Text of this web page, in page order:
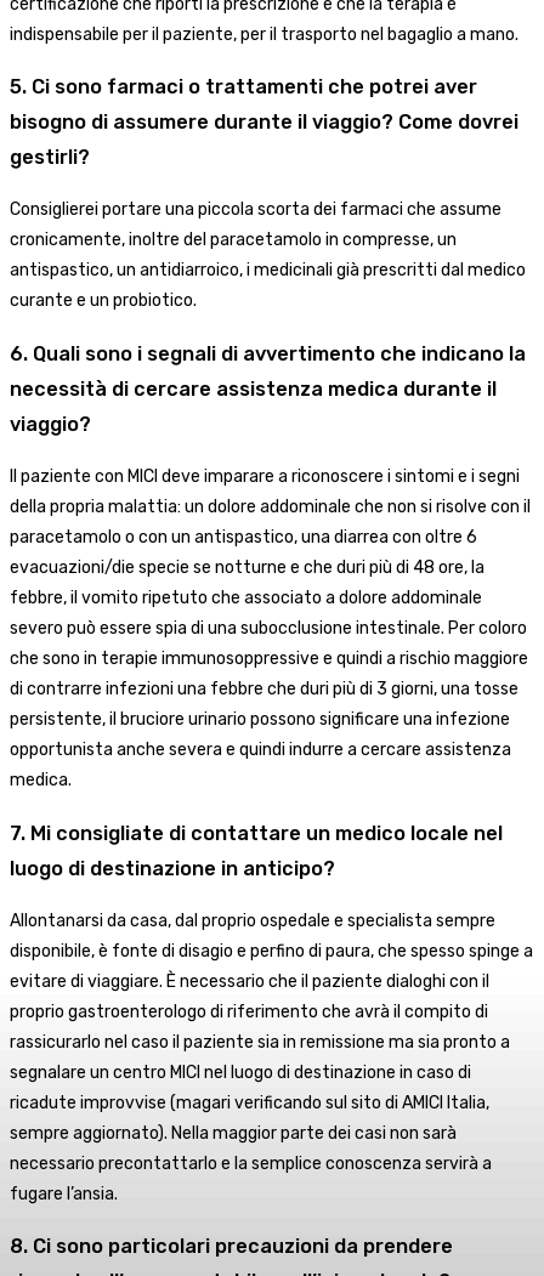
indispensabile per il paziente, per il trasporto nel bagaglio a mano.
5. Ci sono farmaci o trattamenti che potrei aver
bisogno di assumere durante il viaggio? Come dovrei
gestirli?
Consiglierei portare una piccola scorta dei farmaci che assume
cronicamente, inoltre del paracetamolo in compresse, un
antispastico, un antidiarroico, i medicinali già prescritti dal medico
curante e un probiotico.
6. Quali sono i segnali di avvertimento che indicano la
necessità di cercare assistenza medica durante il
viaggio?
Il paziente con MICI deve imparare a riconoscere i sintomi e i segni
della propria malattia: un dolore addominale che non si risolve con il
paracetamolo o con un antispastico, una diarrea con oltre 6
evacuazioni/die specie se notturne e che duri più di 48 ore, la
febbre, il vomito ripetuto che associato a dolore addominale
severo può essere spia di una subocclusione intestinale. Per coloro
che sono in terapie immunosoppressive e quindi a rischio maggiore
di contrarre infezioni una febbre che duri più di 3 giorni, una tosse
persistente, il bruciore urinario possono significare una infezione
opportunista anche severa e quindi indurre a cercare assistenza
medica.
7. Mi consigliate di contattare un medico locale nel
luogo di destinazione in anticipo?
Allontanarsi da casa, dal proprio ospedale e specialista sempre
disponibile, è fonte di disagio e perfino di paura, che spesso spinge a
evitare di viaggiare. È necessario che il paziente dialoghi con il
proprio gastroenterologo di riferimento che avrà il compito di
rassicurarlo nel caso il paziente sia in remissione ma sia pronto a
segnalare un centro MICI nel luogo di destinazione in caso di
ricadute improvvise (magari verificando sul sito di AMICI Italia,
sempre aggiornato). Nella maggior parte dei casi non sarà
necessario precontattarlo e la semplice conoscenza servirà a
fugare l’ansia.
8. Ci sono particolari precauzioni da prendere